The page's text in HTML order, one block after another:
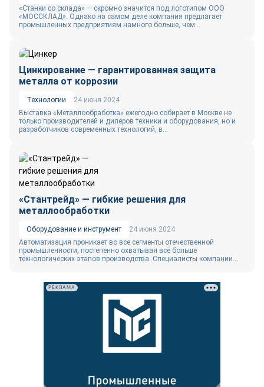
«Станки со склада» — скромно значится под логотипом ООО
«МОССКЛАД». Однако на самом деле компания предлагает
промышленных предприятиям намного больше, чем...
Цинкирование — гарантированная защита
металла от коррозии
Технологии
24 июня 2024
Выставка «Металлообработка» ежегодно собирает в Москве не
только производителей и дилеров техники и оборудования, но и
разработчиков современных технологий, в...
«Стантрейд» — гибкие решения для
металлообработки
Оборудование и инструмент
24 июня 2024
Автоматизация проникает во все сегменты отечественной
промышленности, постепенно охватывая всё больше
технологических этапов производства. Специалисты компании...
РЕКЛАМА